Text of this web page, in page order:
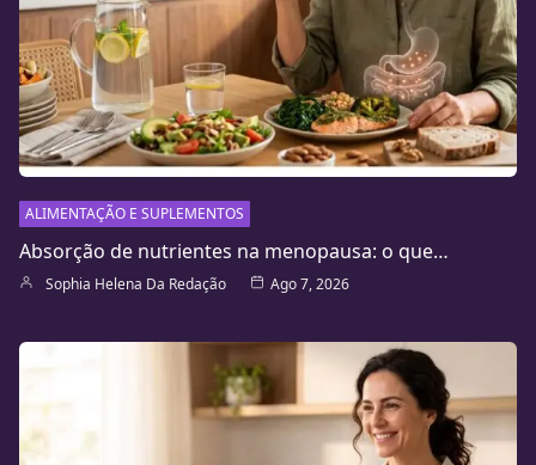
ALIMENTAÇÃO E SUPLEMENTOS
Absorção de nutrientes na menopausa: o que…
Sophia Helena Da Redação Ago 7, 2026